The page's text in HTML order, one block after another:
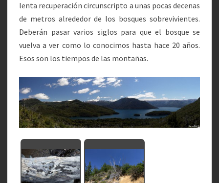
lenta recuperación circunscripto a unas pocas decenas
de metros alrededor de los bosques sobrevivientes.
Deberán pasar varios siglos para que el bosque se
vuelva a ver como lo conocimos hasta hace 20 años.
Esos son los tiempos de las montañas.